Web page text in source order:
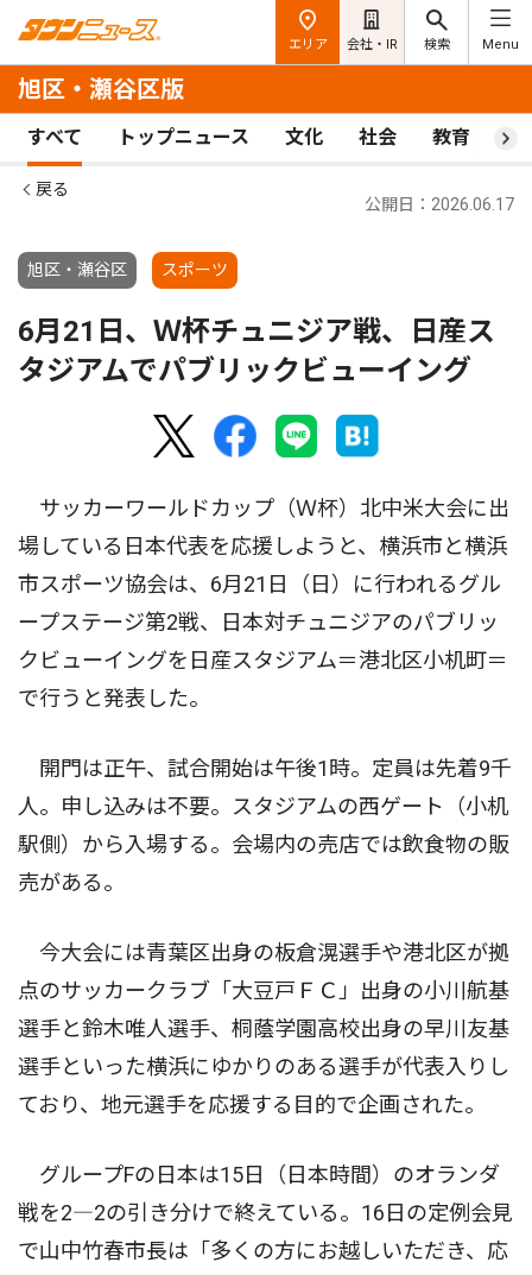
エリア 会社・IR 検索 Menu
旭区・瀬谷区版
すべて トップニュース 文化 社会 教育 ス
戻る
旭区・瀬谷区 スポーツ
公開日：2026.06.17
6月21日、Ｗ杯チュニジア戦、日産ス
タジアムでパブリックビューイング
サッカーワールドカップ（Ｗ杯）北中米大会に出
場している日本代表を応援しようと、横浜市と横浜
市スポーツ協会は、6月21日（日）に行われるグル
ープステージ第2戦、日本対チュニジアのパブリッ
クビューイングを日産スタジアム＝港北区小机町＝
で行うと発表した。
開門は正午、試合開始は午後1時。定員は先着9千
人。申し込みは不要。スタジアムの西ゲート（小机
駅側）から入場する。会場内の売店では飲食物の販
売がある。
今大会には青葉区出身の板倉滉選手や港北区が拠
点のサッカークラブ「大豆戸ＦＣ」出身の小川航基
選手と鈴木唯人選手、桐蔭学園高校出身の早川友基
選手といった横浜にゆかりのある選手が代表入りし
ており、地元選手を応援する目的で企画された。
グループFの日本は15日（日本時間）のオランダ
戦を2―2の引き分けで終えている。16日の定例会見
で山中竹春市長は「多くの方にお越しいただき、応